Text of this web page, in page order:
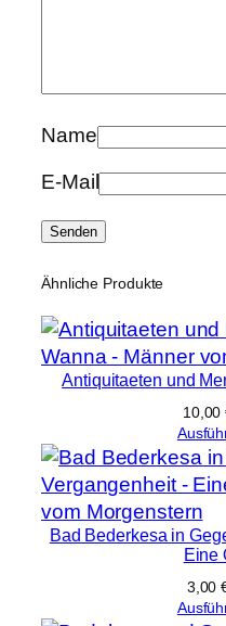
e
H
e
i
n
r
i
c
g
e
r
s
Name
E-Mail
Ähnliche Produkte
Antiquitaeten und
10,00
Bad Bederkesa in
Eine
3,00